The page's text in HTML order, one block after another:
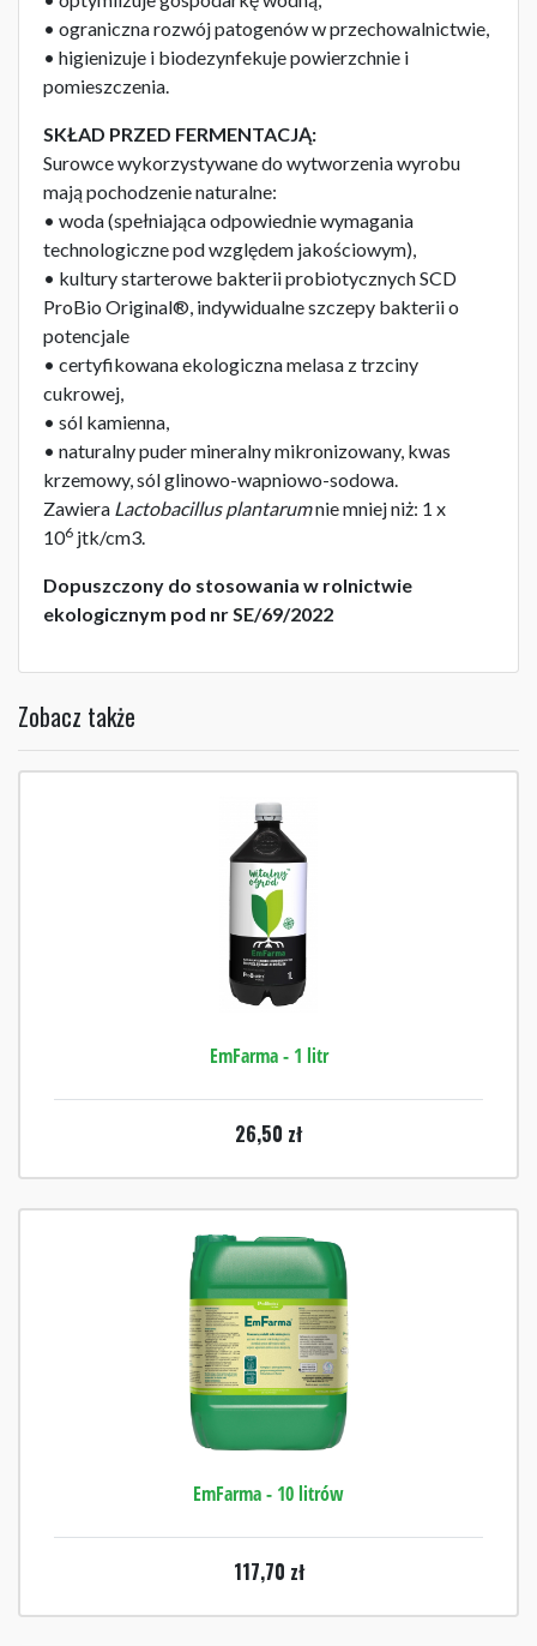
• ograniczna rozwój patogenów w przechowalnictwie,
• higienizuje i biodezynfekuje powierzchnie i
pomieszczenia.
SKŁAD PRZED FERMENTACJĄ:
Surowce wykorzystywane do wytworzenia wyrobu
mają pochodzenie naturalne:
• woda (spełniająca odpowiednie wymagania
technologiczne pod względem jakościowym),
• kultury starterowe bakterii probiotycznych SCD
ProBio Original®, indywidualne szczepy bakterii o
potencjale
• certyfikowana ekologiczna melasa z trzciny
cukrowej,
• sól kamienna,
• naturalny puder mineralny mikronizowany, kwas
krzemowy, sól glinowo-wapniowo-sodowa.
Zawiera Lactobacillus plantarumnie mniej niż: 1 x
106 jtk/cm3.
Dopuszczony do stosowania w rolnictwie
ekologicznym pod nr SE/69/2022
Zobacz także
EmFarma - 1 litr
26,50 zł
EmFarma - 10 litrów
117,70 zł